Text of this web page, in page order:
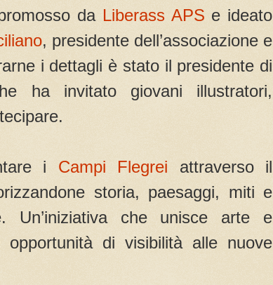
da Liberass APS e ideato
, presidente dell’associazione e
i dettagli è stato il presidente di
ha invitato giovani illustratori,
i Campi Flegrei attraverso il
storia, paesaggi, miti e
Un’iniziativa che unisce arte e
opportunità di visibilità alle nuove